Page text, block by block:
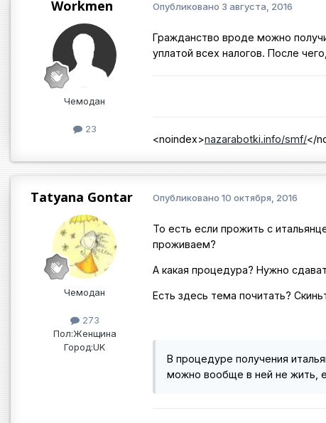
Workmen
Чемодан
23
Опубликовано 3 августа, 2016
Гражданство вроде можно
уплатой всех налогов. После
<noindex>nazarabotki.info/smf/</
Tatyana Gontar
Чемодан
273
Пол:Женщина
Город:UK
Опубликовано 10 октября, 2016
То есть если прожить с
проживаем?
А какая процедура? Нужно
Есть здесь тема почитать?
В процедуре получения
можно вообще в ней не жить,